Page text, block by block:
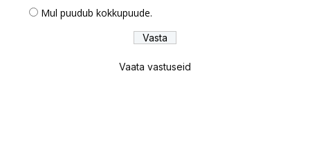
Mul puudub kokkupuude.
Vaata vastuseid